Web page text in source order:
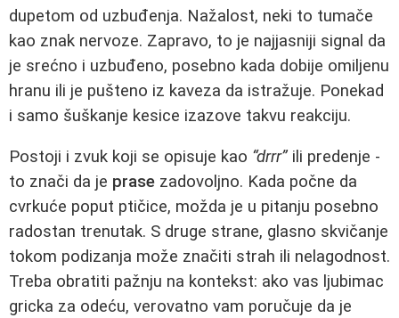
dupetom od uzbuđenja. Nažalost, neki to tumače
kao znak nervoze. Zapravo, to je najjasniji signal da
je srećno i uzbuđeno, posebno kada dobije omiljenu
hranu ili je pušteno iz kaveza da istražuje. Ponekad
i samo šuškanje kesice izazove takvu reakciju.
Postoji i zvuk koji se opisuje kao “drrr”ili predenje -
to znači da je prase zadovoljno. Kada počne da
cvrkuće poput ptičice, možda je u pitanju posebno
radostan trenutak. S druge strane, glasno skvičanje
tokom podizanja može značiti strah ili nelagodnost.
Treba obratiti pažnju na kontekst: ako vas ljubimac
gricka za odeću, verovatno vam poručuje da je